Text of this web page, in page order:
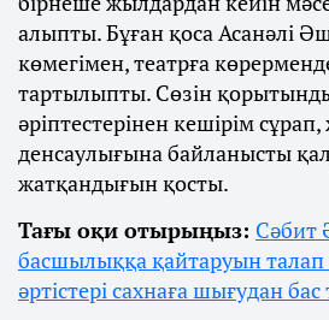
алыпты. Бұған қоса Асанәлі
көмегімен, театрға
тартылыпты. Сөзін
әріптестерінен кешірім
денсаулығына байланысты
жатқандығын қосты.
Тағы оқи отырыңыз: Сәбит
басшылыққа қайтаруын талап
әртістері сахнаға шығудан